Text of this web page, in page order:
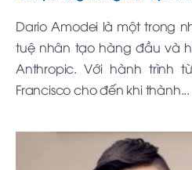
Dario Amodei là một trong
tuệ nhân tạo hàng đầu và
Anthropic. Với hành trình
Francisco cho đến khi thành...